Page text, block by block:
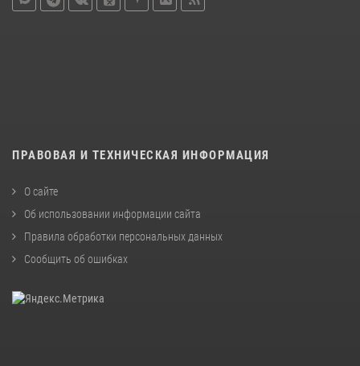
ПРАВОВАЯ И ТЕХНИЧЕСКАЯ ИНФОРМАЦИЯ
О сайте
Об использовании информации сайта
Правила обработки персональных данных
Сообщить об ошибках